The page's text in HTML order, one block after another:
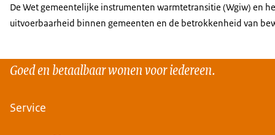
De Wet gemeentelijke instrumenten warmtetransitie (Wgiw) en
uitvoerbaarheid binnen gemeenten en de betrokkenheid van
Goed en betaalbaar wonen voor iedereen.
Service